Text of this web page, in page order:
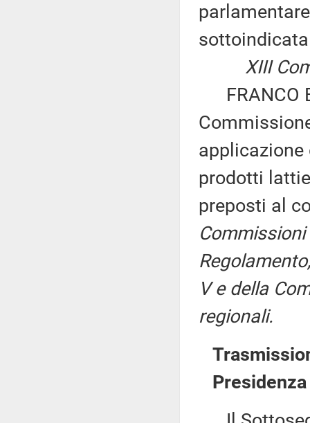
XIII
FRANCO
applicazione
prodotti
preposti al
Commissioni
V e della
regionali.